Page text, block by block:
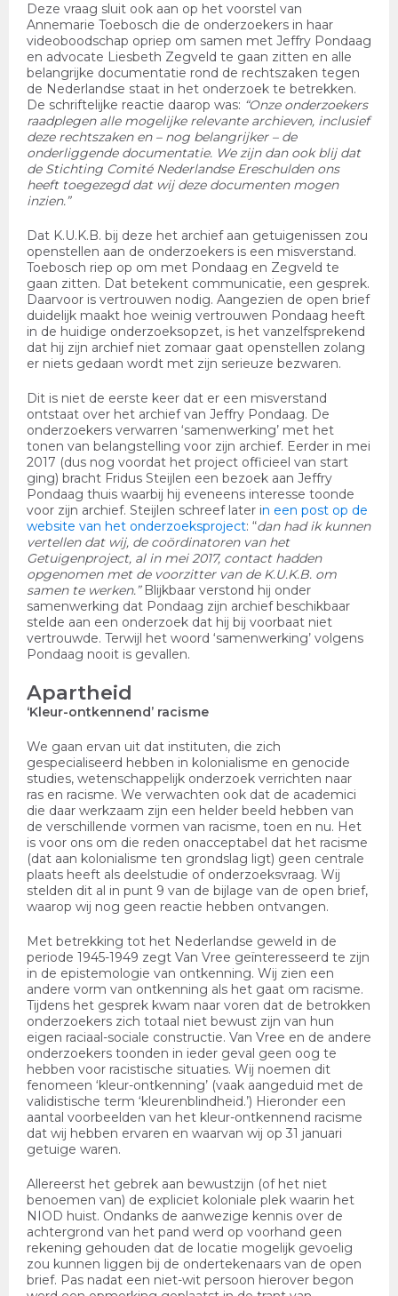
Deze vraag sluit ook aan op het voorstel van
Annemarie Toebosch die de onderzoekers in haar
videoboodschap opriep om samen met Jeffry Pondaag
en advocate Liesbeth Zegveld te gaan zitten en alle
belangrijke documentatie rond de rechtszaken tegen
de Nederlandse staat in het onderzoek te betrekken.
De schriftelijke reactie daarop was: “Onze onderzoekers
raadplegen alle mogelijke relevante archieven, inclusief
deze rechtszaken en – nog belangrijker – de
onderliggende documentatie. We zijn dan ook blij dat
de Stichting Comité Nederlandse Ereschulden ons
heeft toegezegd dat wij deze documenten mogen
inzien.”
Dat K.U.K.B. bij deze het archief aan getuigenissen zou
openstellen aan de onderzoekers is een misverstand.
Toebosch riep op om met Pondaag en Zegveld te
gaan zitten. Dat betekent communicatie, een gesprek.
Daarvoor is vertrouwen nodig. Aangezien de open brief
duidelijk maakt hoe weinig vertrouwen Pondaag heeft
in de huidige onderzoeksopzet, is het vanzelfsprekend
dat hij zijn archief niet zomaar gaat openstellen zolang
er niets gedaan wordt met zijn serieuze bezwaren.
Dit is niet de eerste keer dat er een misverstand
ontstaat over het archief van Jeffry Pondaag. De
onderzoekers verwarren ‘samenwerking’ met het
tonen van belangstelling voor zijn archief. Eerder in mei
2017 (dus nog voordat het project officieel van start
ging) bracht Fridus Steijlen een bezoek aan Jeffry
Pondaag thuis waarbij hij eveneens interesse toonde
voor zijn archief. Steijlen schreef later in een post op de
website van het onderzoeksproject: “dan had ik kunnen
vertellen dat wij, de coördinatoren van het
Getuigenproject, al in mei 2017, contact hadden
opgenomen met de voorzitter van de K.U.K.B. om
samen te werken.”Blijkbaar verstond hij onder
samenwerking dat Pondaag zijn archief beschikbaar
stelde aan een onderzoek dat hij bij voorbaat niet
vertrouwde. Terwijl het woord ‘samenwerking’ volgens
Pondaag nooit is gevallen.
Apartheid
‘Kleur-ontkennend’ racisme
We gaan ervan uit dat instituten, die zich
gespecialiseerd hebben in kolonialisme en genocide
studies, wetenschappelijk onderzoek verrichten naar
ras en racisme. We verwachten ook dat de academici
die daar werkzaam zijn een helder beeld hebben van
de verschillende vormen van racisme, toen en nu. Het
is voor ons om die reden onacceptabel dat het racisme
(dat aan kolonialisme ten grondslag ligt) geen centrale
plaats heeft als deelstudie of onderzoeksvraag. Wij
stelden dit al in punt 9 van de bijlage van de open brief,
waarop wij nog geen reactie hebben ontvangen.
Met betrekking tot het Nederlandse geweld in de
periode 1945-1949 zegt Van Vree geïnteresseerd te zijn
in de epistemologie van ontkenning. Wij zien een
andere vorm van ontkenning als het gaat om racisme.
Tijdens het gesprek kwam naar voren dat de betrokken
onderzoekers zich totaal niet bewust zijn van hun
eigen raciaal-sociale constructie. Van Vree en de andere
onderzoekers toonden in ieder geval geen oog te
hebben voor racistische situaties. Wij noemen dit
fenomeen ‘kleur-ontkenning’ (vaak aangeduid met de
validistische term ‘kleurenblindheid.’) Hieronder een
aantal voorbeelden van het kleur-ontkennend racisme
dat wij hebben ervaren en waarvan wij op 31 januari
getuige waren.
Allereerst het gebrek aan bewustzijn (of het niet
benoemen van) de expliciet koloniale plek waarin het
NIOD huist. Ondanks de aanwezige kennis over de
achtergrond van het pand werd op voorhand geen
rekening gehouden dat de locatie mogelijk gevoelig
zou kunnen liggen bij de ondertekenaars van de open
brief. Pas nadat een niet-wit persoon hierover begon